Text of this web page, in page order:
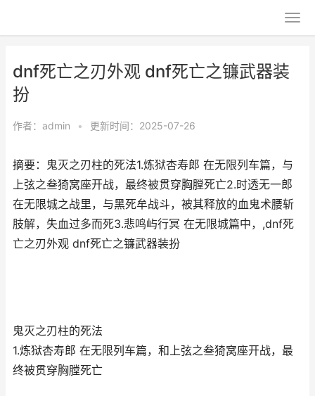
dnf死亡之刃外观 dnf死亡之镰武器装
扮
作者： admin • 更新时间：2025-07-26
摘要：鬼灭之刃柱的死法1.炼狱杏寿郎 在无限列车篇，与
上弦之叁猗窝座开战，最终被贯穿胸膛死亡2.时透无一郎
在无限城之战里，与黑死牟战斗，被其释放的血鬼术腰斩
肢解，失血过多而死3.悲鸣屿行冥 在无限城篇中，,dnf死
亡之刃外观 dnf死亡之镰武器装扮
鬼灭之刃柱的死法
1.炼狱杏寿郎 在无限列车篇，和上弦之叁猗窝座开战，最
终被贯穿胸膛死亡